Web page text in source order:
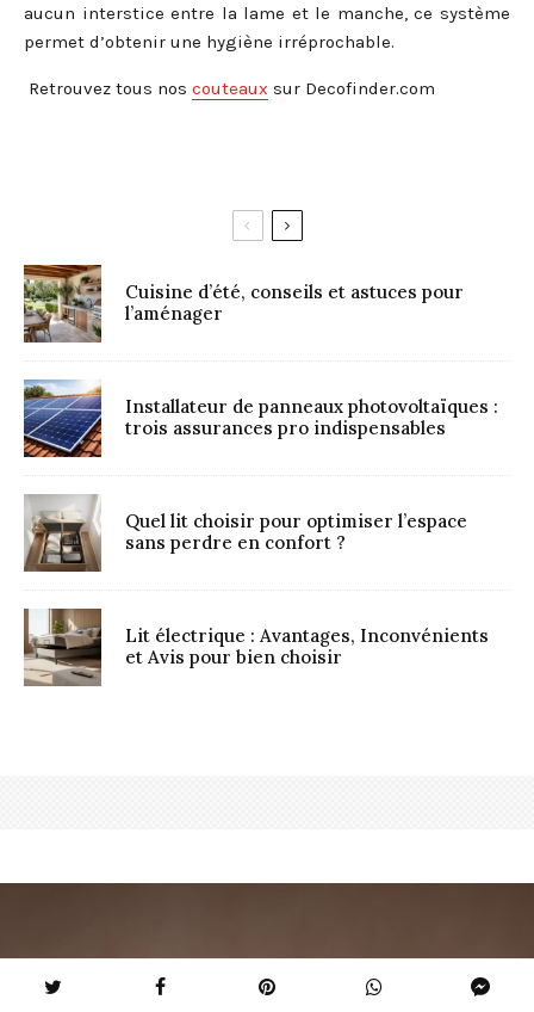
aucun interstice entre la lame et le manche, ce système
permet d’obtenir une hygiène irréprochable.
Retrouvez tous nos couteaux sur Decofinder.com
Cuisine d’été, conseils et astuces pour
l’aménager
Installateur de panneaux photovoltaïques :
trois assurances pro indispensables
Quel lit choisir pour optimiser l’espace
sans perdre en confort ?
Lit électrique : Avantages, Inconvénients
et Avis pour bien choisir